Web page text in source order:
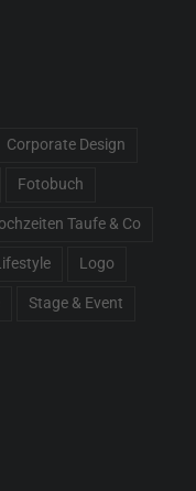
Corporate Design
Fotobuch
Taufe & Co
Logo
Stage & Event